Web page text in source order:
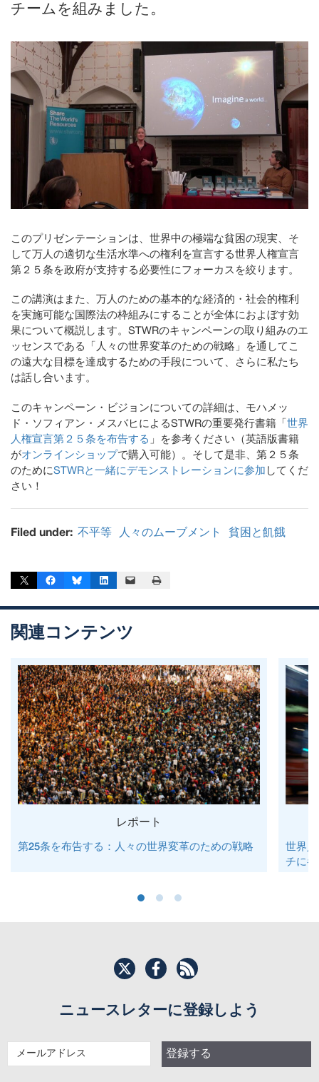
チームを組みました。
このプリゼンテーションは、世界中の極端な貧困の現実、そ
して万人の適切な生活水準への権利を宣言する世界人権宣言
第２５条を政府が支持する必要性にフォーカスを絞ります。
この講演はまた、万人のための基本的な経済的・社会的権利
を実施可能な国際法の枠組みにすることが全体におよぼす効
果について概説します。STWRのキャンペーンの取り組みのエ
ッセンスである「人々の世界変革のための戦略」を通してこ
の遠大な目標を達成するための手段について、さらに私たち
は話し合います。
このキャンペーン・ビジョンについての詳細は、モハメッ
ド・ソフィアン・メスバヒによるSTWRの重要発行書籍「 世界
人権宣言第２５条を布告する 」を参考ください（英語版書籍
がオンラインショップで購入可能）。そして是非、第２５条
のためにSTWRと一緒にデモンストレーションに参加 してくだ
さい！
Filed under: 不平等 人々のムーブメント 貧困と飢餓
Share on X Share on FacebookShare on BlueskyShare on LinkedInEmail this Page Print this Page
関連コンテンツ
レポート
第25条を布告する：人々の世界変革のための戦略
世界
チに
ニュースレターに登録しよう
ー
登録する